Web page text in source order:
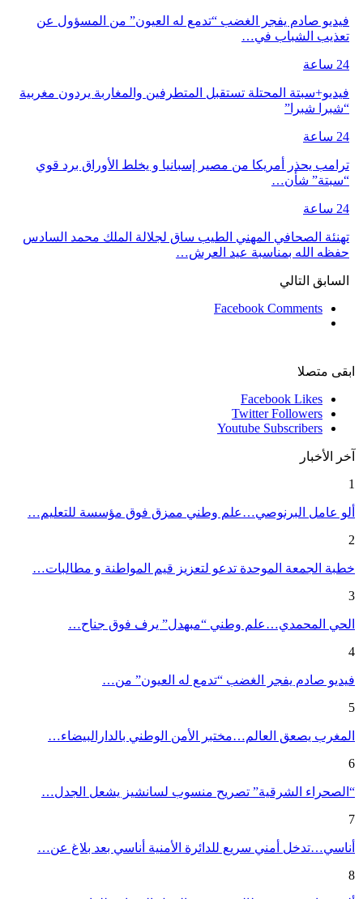
فيديو صادم يفجر الغضب “تدمع له العيون” من المسؤول عن
تعذيب الشباب في…
24 ساعة
فيديو+سبتة المحتلة تستقبل المتطرفين والمغاربة يردون مغربية
“شبرا شبرا”
24 ساعة
ترامب يحذر أمريكا من مصير إسبانيا و يخلط الأوراق برد قوي
“سبتة” شأن…
24 ساعة
تهنئة الصحافي المهني الطيب ساق لجلالة الملك محمد السادس
حفظه الله بمناسبة عيد العرش…
السابق التالي
Facebook Comments
ابقى متصلا
Facebook Likes
Twitter Followers
Youtube Subscribers
آخر الأخبار
1
ألو عامل البرنوصي…علم وطني ممزق فوق مؤسسة للتعليم…
2
خطبة الجمعة الموحدة تدعو لتعزيز قيم المواطنة و مطالبات…
3
الحي المحمدي…علم وطني “مبهدل” يرف فوق جناح…
4
فيديو صادم يفجر الغضب “تدمع له العيون” من…
5
المغرب يصعق العالم…مختبر الأمن الوطني بالدارالبيضاء…
6
“الصحراء الشرقية” تصريح منسوب لسانشيز يشعل الجدل…
7
أناسي…تدخل أمني سريع للدائرة الأمنية أناسي بعد بلاغ عن…
8